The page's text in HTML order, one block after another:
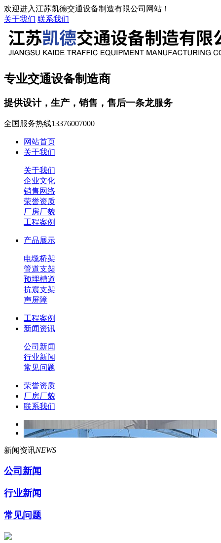
欢迎进入江苏凯德交通设备制造有限公司网站！
关于我们 联系我们
专业交通设备制造商
提供设计，生产，销售，售后一条龙服务
全国服务热线13376007000
网站首页
关于我们
关于我们
企业文化
销售网络
荣誉资质
厂房厂貌
工程案例
产品展示
电缆桥架
管道支架
预埋槽道
抗震支架
声屏障
工程案例
新闻资讯
公司新闻
行业新闻
常见问题
荣誉资质
厂房厂貌
联系我们
新闻资讯NEWS
公司新闻
行业新闻
常见问题